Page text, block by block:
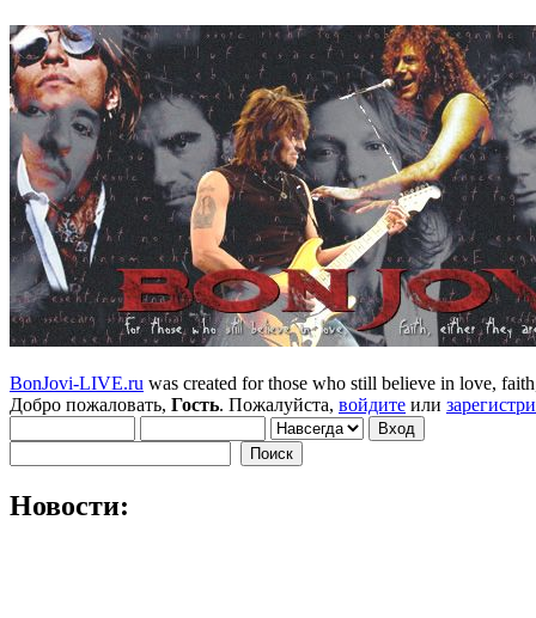
BonJovi-LIVE.ru was created for those who still believe in love,
Добро пожаловать, Гость. Пожалуйста, войдите или
Новости: